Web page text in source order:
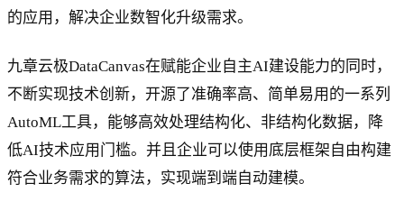
的应用，解决企业数智化升级需求。
九章云极DataCanvas在赋能企业自主AI建设能力的同时，
不断实现技术创新，开源了准确率高、简单易用的一系列
AutoML工具，能够高效处理结构化、非结构化数据，降
低AI技术应用门槛。并且企业可以使用底层框架自由构建
符合业务需求的算法，实现端到端自动建模。